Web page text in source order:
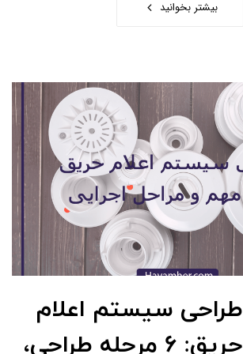
بیشتر بخوانید
طراحی سیستم اعلام
حریق: 6 مرحله طراحی،